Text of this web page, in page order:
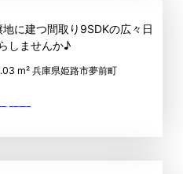
に建つ間取り9SDKの広々日
しませんか♪
m² 兵庫県姫路市夢前町